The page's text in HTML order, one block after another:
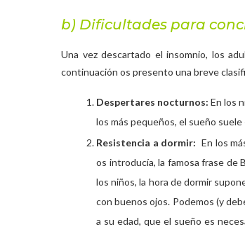
b) Dificultades para
Una vez descartado el insomnio, los
continuación os presento una breve
Despertares nocturnos: En los
los más pequeños, el sueño
Resistencia a dormir: En los
os introducía, la famosa frase de
los niños, la hora de dormir
con buenos ojos. Podemos (y
a su edad, que el sueño es